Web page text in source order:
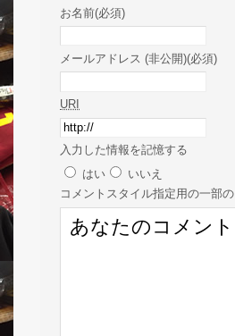
お名前(必須)
メールアドレス (非公開)(必須)
URI
入力した情報を記憶する
はい
いいえ
コメント スタイル指定用の一部の